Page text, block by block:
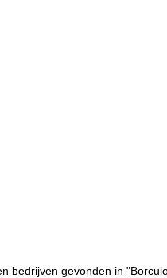
bedrijven gevonden in